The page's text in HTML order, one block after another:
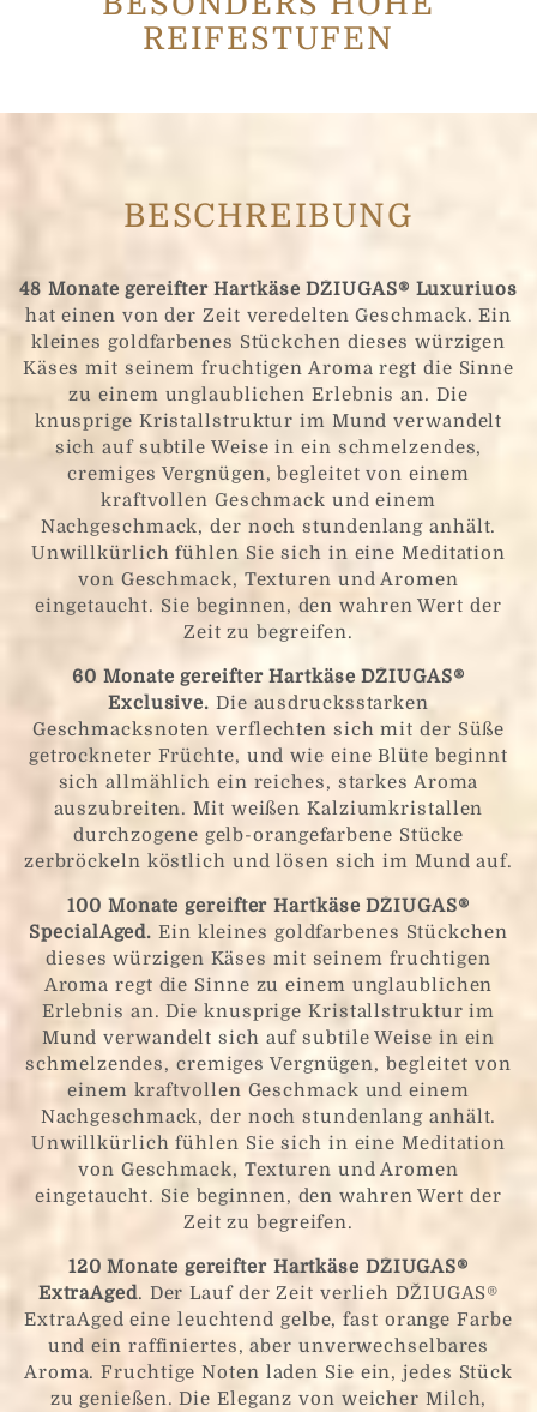
REIFESTUFEN
BESCHREIBUNG
48 Monate gereifter Hartkäse DŽIUGAS® Luxuriuos
hat einen von der Zeit veredelten Geschmack. Ein
kleines goldfarbenes Stückchen dieses würzigen
Käses mit seinem fruchtigen Aroma regt die Sinne
zu einem unglaublichen Erlebnis an. Die
knusprige Kristallstruktur im Mund verwandelt
sich auf subtile Weise in ein schmelzendes,
cremiges Vergnügen, begleitet von einem
kraftvollen Geschmack und einem
Nachgeschmack, der noch stundenlang anhält.
Unwillkürlich fühlen Sie sich in eine Meditation
von Geschmack, Texturen und Aromen
eingetaucht. Sie beginnen, den wahren Wert der
Zeit zu begreifen.
60 Monate gereifter Hartkäse DŽIUGAS®
Exclusive. Die ausdrucksstarken
Geschmacksnoten verflechten sich mit der Süße
getrockneter Früchte, und wie eine Blüte beginnt
sich allmählich ein reiches, starkes Aroma
auszubreiten. Mit weißen Kalziumkristallen
durchzogene gelb-orangefarbene Stücke
zerbröckeln köstlich und lösen sich im Mund auf.
100 Monate gereifter Hartkäse DŽIUGAS®
SpecialAged. Ein kleines goldfarbenes Stückchen
dieses würzigen Käses mit seinem fruchtigen
Aroma regt die Sinne zu einem unglaublichen
Erlebnis an. Die knusprige Kristallstruktur im
Mund verwandelt sich auf subtile Weise in ein
schmelzendes, cremiges Vergnügen, begleitet von
einem kraftvollen Geschmack und einem
Nachgeschmack, der noch stundenlang anhält.
Unwillkürlich fühlen Sie sich in eine Meditation
von Geschmack, Texturen und Aromen
eingetaucht. Sie beginnen, den wahren Wert der
Zeit zu begreifen.
120 Monate gereifter Hartkäse DŽIUGAS®
ExtraAged. Der Lauf der Zeit verlieh DŽIUGAS®
ExtraAged eine leuchtend gelbe, fast orange Farbe
und ein raffiniertes, aber unverwechselbares
Aroma. Fruchtige Noten laden Sie ein, jedes Stück
zu genießen. Die Eleganz von weicher Milch,
verarbeitet, um Ihre Internetbedürfnisse zu
einzuschätzen und das am besten geeignete Angebot
von UAB Čia Market zu unterbreiten. Durch Ausfüllen
dieses Formulars stimmen Sie den in unserer
Datenschutzrichtlinie beschriebenen Regeln zu
Frage